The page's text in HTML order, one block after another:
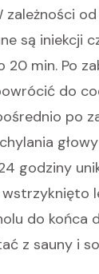
zależności
są iniekcji
20 min. Po
do
po
godziny
do końca
z sauny i